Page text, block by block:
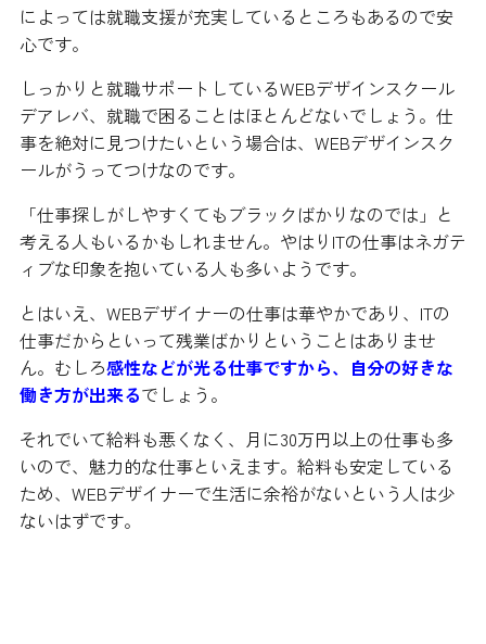
によっては就職支援が充実しているところもあるので安
心です。
しっかりと就職サポートしているWEBデザインスクール
デアレバ、就職で困ることはほとんどないでしょう。仕
事を絶対に見つけたいという場合は、WEBデザインスク
ールがうってつけなのです。
「仕事探しがしやすくてもブラックばかりなのでは」と
考える人もいるかもしれません。やはりITの仕事はネガテ
ィブな印象を抱いている人も多いようです。
とはいえ、WEBデザイナーの仕事は華やかであり、ITの
仕事だからといって残業ばかりということはありませ
ん。むしろ感性などが光る仕事ですから、自分の好きな
働き方が出来るでしょう。
それでいて給料も悪くなく、月に30万円以上の仕事も多
いので、魅力的な仕事といえます。給料も安定している
ため、WEBデザイナーで生活に余裕がないという人は少
ないはずです。